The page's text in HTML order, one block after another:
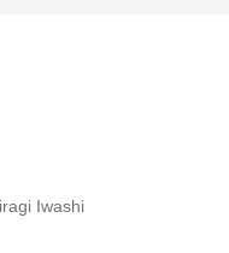
Iwashi